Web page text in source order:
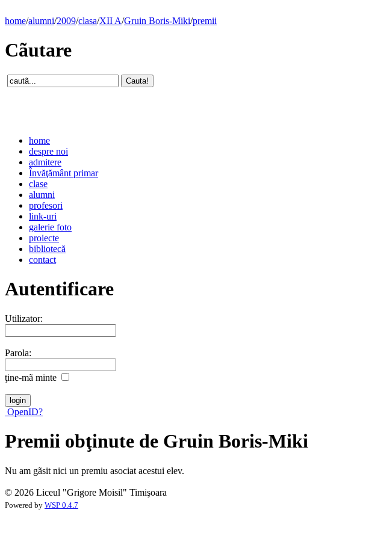
home/alumni/2009/clasa/XII A/Gruin Boris-Miki/premii
Cãutare
home
despre noi
admitere
Învăţământ primar
clase
alumni
profesori
link-uri
galerie foto
proiecte
bibliotecă
contact
Autentificare
Utilizator:
Parola:
ţine-mã minte
OpenID?
Premii obţinute de Gruin Boris-Miki
Nu am gãsit nici un premiu asociat acestui elev.
© 2026 Liceul "Grigore Moisil" Timişoara
Powered by WSP 0.4.7